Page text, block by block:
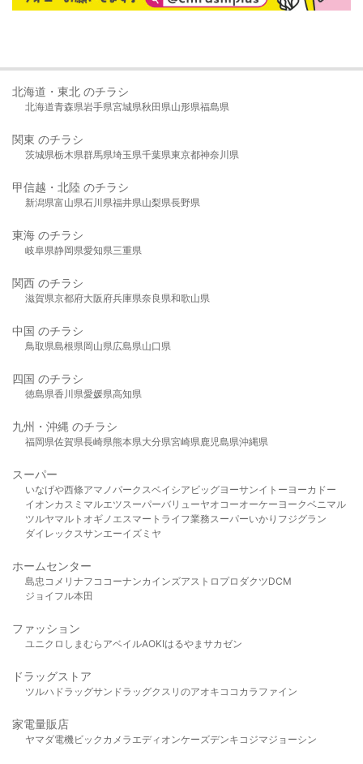
北海道・東北 のチラシ
北海道青森県岩手県宮城県秋田県山形県福島県
関東 のチラシ
茨城県栃木県群馬県埼玉県千葉県東京都神奈川県
甲信越・北陸 のチラシ
新潟県富山県石川県福井県山梨県長野県
東海 のチラシ
岐阜県静岡県愛知県三重県
関西 のチラシ
滋賀県京都府大阪府兵庫県奈良県和歌山県
中国 のチラシ
鳥取県島根県岡山県広島県山口県
四国 のチラシ
徳島県香川県愛媛県高知県
九州・沖縄 のチラシ
福岡県佐賀県長崎県熊本県大分県宮崎県鹿児島県沖縄県
スーパー
いなげや西條アマノパークスベイシア ビッグヨーサンイトーヨーカドー
イオンカスミ マルエツスーパーバリューヤオコーオーケー ヨークベニマル
ツルヤマルト オギノ エスマート ライフ業務スーパーいかり フジグラン
ダイレックスサンエーイズミヤ
ホームセンター
島忠 コメリ ナフコ コーナンカインズアストロプロダクツDCM
ジョイフル本田
ファッション
ユニクロ しまむら アベイルAOKIはるやま サカゼン
ドラッグストア
ツルハドラッグサンドラッグクスリのアオキ ココカラファイン
家電量販店
ヤマダ電機ビックカメラ エディオンケーズデンキ コジマジョーシン